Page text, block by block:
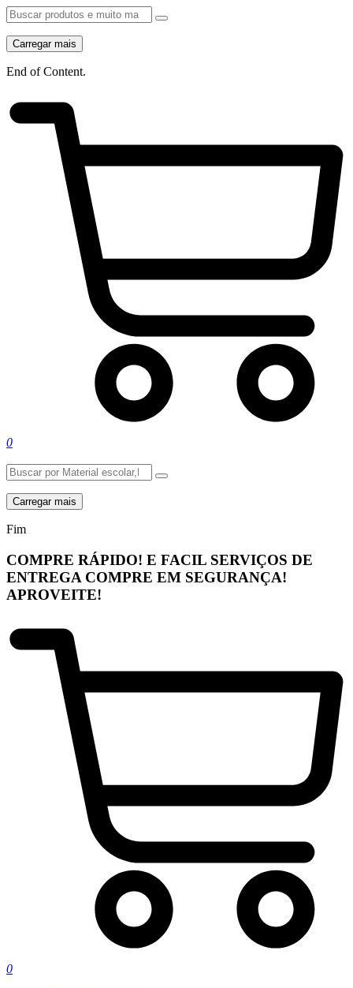
Carregar mais
End of Content.
0
Carregar mais
Fim
COMPRE RÁPIDO! E FACIL SERVIÇOS DE
ENTREGA COMPRE EM SEGURANÇA!
APROVEITE!
0